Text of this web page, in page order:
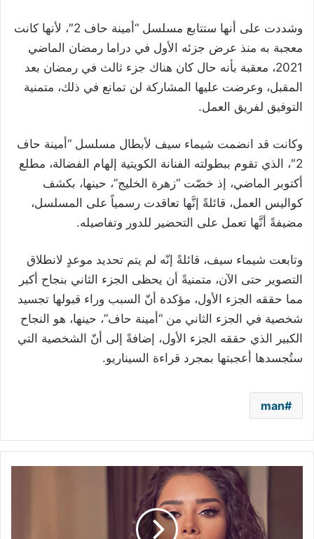
وشددت على أنها ستتابع مسلسل “أمينة حاف 2″، لأنها كانت
معجبة به منذ عرض جزئه الأول في دراما رمضان الماضي
2021، معقبة بأنه حال كان هناك جزء ثالث في رمضان بعد
المقبل، وعرضت عليها المشاركة لن تمانع في ذلك، متمنية
التوفيق لفريق العمل.
وكانت قد انضمت شيماء سيف لأبطال مسلسل “أمينة حاف
2″، الذي تقوم ببطولته الفنانة الكويتية إلهام الفضالة، مطلع
أكتوبر الماضي، إذ خصّت “زهرة الخليج”، حينها، بكشف
كواليس العمل، قائلةً إنَّها تعاقدت رسمياً على المسلسل،
مضيفةً أنَّها تعمل على التحضير للدور وتفاصيله.
وتابعت شيماء سيف، قائلةً إنّه لم يتم تحديد موعدٍ لانطلاق
التصوير حتى الآن، متمنيةً أن يحظى الجزء الثاني بنجاح أكبر
مما حققه الجزء الأول، مؤكدة أنّ السبب وراء قبولها تجسيد
شخصية في الجزء الثاني من “أمينة حاف”، حينها، هو النجاح
الكبير الذي حققه الجزء الأول، إضافةً إلى أنّ الشخصية التي
ستُجسدها أعجبتها بمجرد قراءة السيناريو.
man